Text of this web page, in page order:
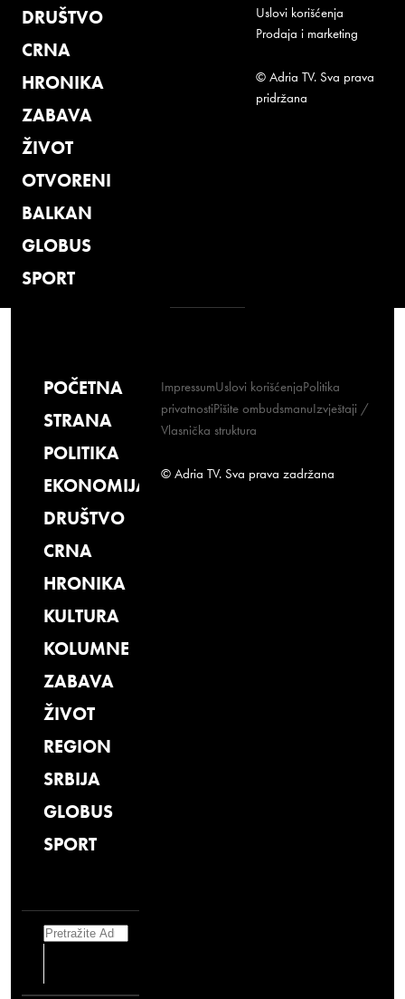
DRUŠTVO
CRNA
HRONIKA
ZABAVA
ŽIVOT
OTVORENI
BALKAN
GLOBUS
SPORT
Uslovi korišćenja
Prodaja i marketing
© Adria TV. Sva prava
pridržana
POČETNA
STRANA
POLITIKA
EKONOMIJA
DRUŠTVO
CRNA
HRONIKA
KULTURA
KOLUMNE
ZABAVA
ŽIVOT
REGION
SRBIJA
GLOBUS
SPORT
Search
ImpressumUslovi korišćenjaPolitika
privatnostiPišite ombudsmanuIzvještaji /
Vlasnička struktura
© Adria TV. Sva prava zadržana